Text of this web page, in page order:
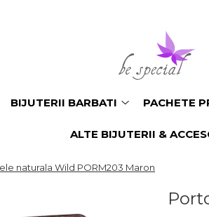
BIJUTERII BARBATI PACHETE
ALTE BIJUTERII &
naturala Wild PORM203 Maron